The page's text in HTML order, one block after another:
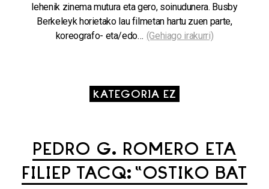
lehenik zinema mutura eta gero, soinudunera. Busby
Berkeleyk horietako lau filmetan hartu zuen parte,
koreografo- eta/edo… (Gehiago irakurri)
KATEGORIA EZ
PEDRO G. ROMERO ETA
FILIEP TACQ: “OSTIKO BAT